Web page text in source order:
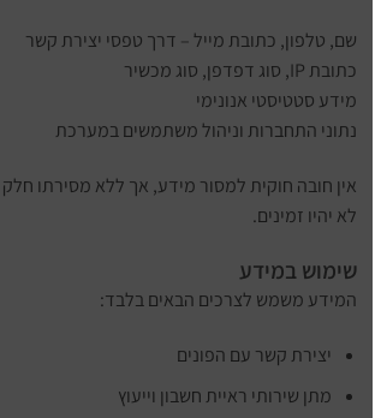
שם, טלפון, כתובת מייל – דרך טפסי יצירת קשר
כתובת IP, סוג דפדפן, סוג מכשיר
מידע סטטיסטי אנונימי
נתוני התחברות וניהול משתמשים במערכת
אין חובה חוקית למסור מידע, אך ללא מסירתו
לא יהיו זמינים.
שימוש במידע
המידע משמש לצרכים הבאים בלבד:
יצירת קשר עם הפונים
מתן שירותי ראיית חשבון וייעוץ